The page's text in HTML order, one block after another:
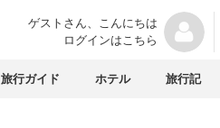
ゲストさん、 こんにちは
ログインはこちら
旅行ガイド ホテル 旅行記